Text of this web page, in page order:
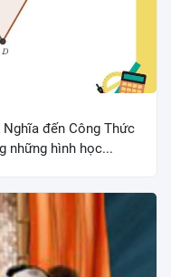
đến Công Thức
những hình học...